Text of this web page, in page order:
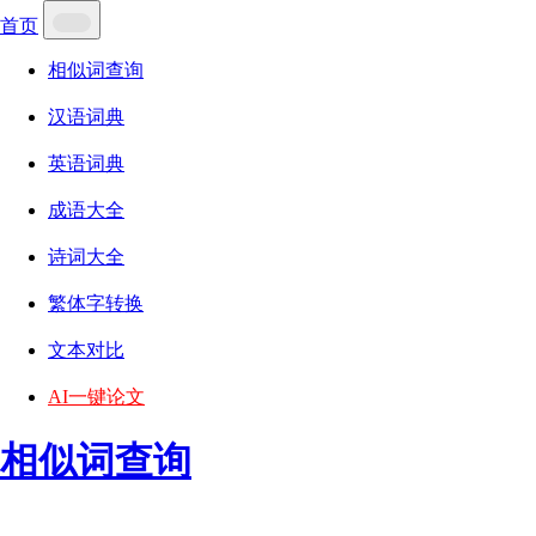
首页
相似词查询
汉语词典
英语词典
成语大全
诗词大全
繁体字转换
文本对比
AI一键论文
相似词查询